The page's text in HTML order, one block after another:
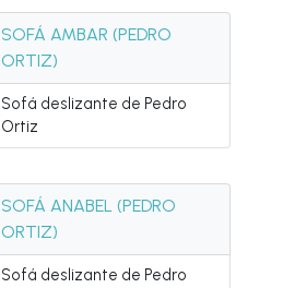
SOFÁ AMBAR (PEDRO
ORTIZ)
Sofá deslizante de Pedro
Ortiz
SOFÁ ANABEL (PEDRO
ORTIZ)
Sofá deslizante de Pedro